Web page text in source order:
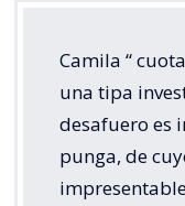
Camila “
una tipa
desafuero es
punga, de